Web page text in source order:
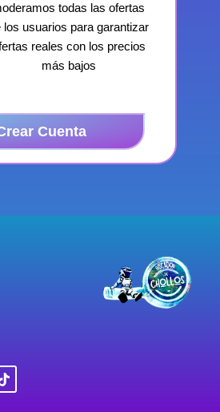
todas las ofertas
los usuarios para garantizar
reales con los precios
más bajos
Cuenta